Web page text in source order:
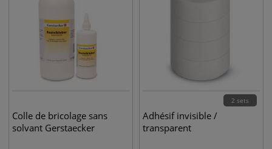
Colle de bricolage sans
solvant Gerstaecker
2 sets
Adhésif invisible /
transparent